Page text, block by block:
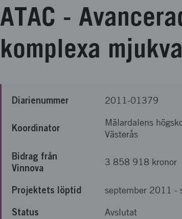
ATAC -
komplexa
Diarienummer 2011-01379
Koordinator Mälardalens
Västerås
Bidrag från
Vinnova
3 858 918 kronor
Projektets löptid september 2011 -
Status Avslutat